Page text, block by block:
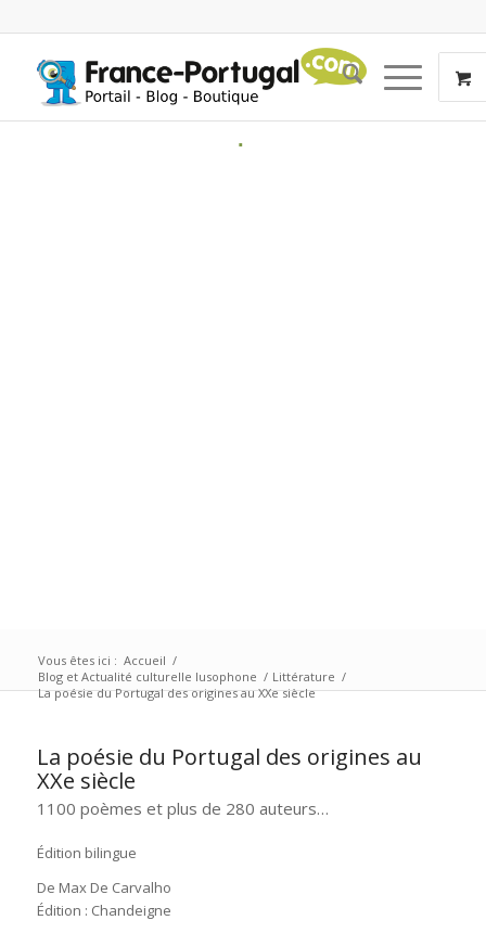
Vous êtes ici : Accueil /
Blog et Actualité culturelle lusophone / Littérature /
La poésie du Portugal des origines au XXe siècle
La poésie du Portugal des origines au
XXe siècle
1100 poèmes et plus de 280 auteurs…
Édition bilingue
De Max De Carvalho
Édition : Chandeigne